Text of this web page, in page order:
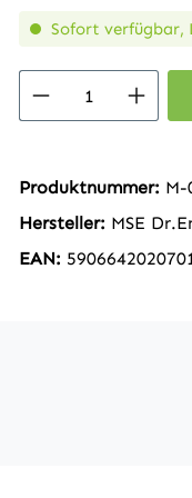
Sofort verfügbar,
Produkt
Produktnummer: M-
Hersteller: MSE
EAN: